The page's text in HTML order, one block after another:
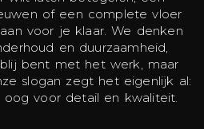
of een complete vloer
voor je klaar. We denken
en duurzaamheid,
bent met het werk, maar
slogan zegt het eigenlijk al:
voor detail en kwaliteit.